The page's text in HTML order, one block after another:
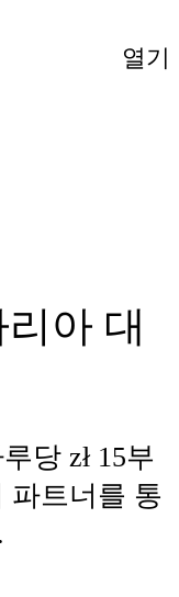
열기
아 대
당 zł 15부
파트너를 통